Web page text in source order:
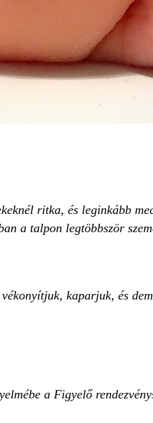
ritka, és leginkább
a talpon legtöbbször
kaparjuk, és
a Figyelő